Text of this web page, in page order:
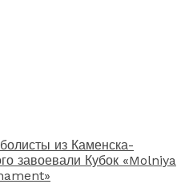
из Каменска-
завоевали Кубок «Molniya